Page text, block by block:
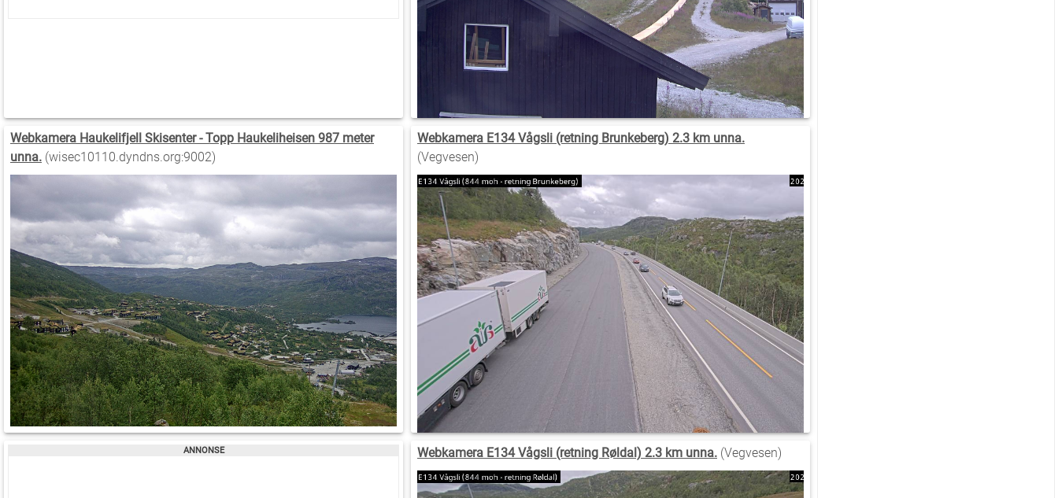
Webkamera Haukelifjell Skisenter - Topp Haukeliheisen 987 meter
unna. (wisec10110.dyndns.org:9002)
Webkamera E134 Vågsli (retning Brunkeberg) 2.3 km unna.
(Vegvesen)
Webkamera E134 Vågsli (retning Røldal) 2.3 km unna. (Vegvesen)